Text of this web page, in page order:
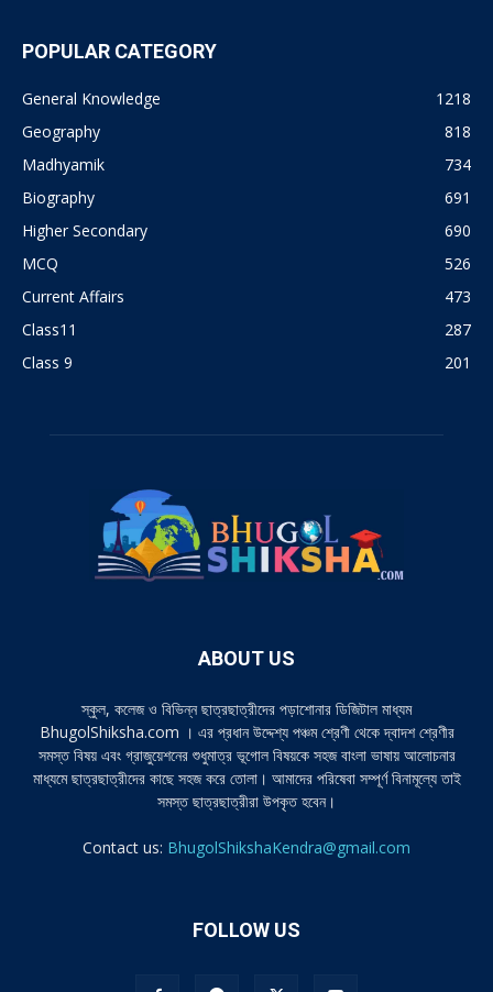
POPULAR CATEGORY
General Knowledge
1218
Geography
818
Madhyamik
734
Biography
691
Higher Secondary
690
MCQ
526
Current Affairs
473
Class11
287
Class 9
201
ABOUT US
স্কুল, কলেজ ও বিভিন্ন ছাত্রছাত্রীদের পড়াশোনার ডিজিটাল মাধ্যম
BhugolShiksha.com । এর প্রধান উদ্দেশ্য পঞ্চম শ্রেণী থেকে দ্বাদশ শ্রেণীর
সমস্ত বিষয় এবং গ্রাজুয়েশনের শুধুমাত্র ভূগোল বিষয়কে সহজ বাংলা ভাষায় আলোচনার
মাধ্যমে ছাত্রছাত্রীদের কাছে সহজ করে তোলা। আমাদের পরিষেবা সম্পূর্ণ বিনামূল্যে তাই
সমস্ত ছাত্রছাত্রীরা উপকৃত হবেন।
Contact us: BhugolShikshaKendra@gmail.com
FOLLOW US